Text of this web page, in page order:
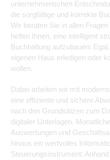
unternehmerischen
die sorgfältige und korrekte
Wir beraten Sie in allen
helfen Ihnen, eine intelligent
Buchhaltung aufzubauen:
eigenen Haus erledigen oder
wollen.
Dabei arbeiten wir mit
eine effiziente und sichere
nach den Grundsätzen zum
digitaler Unterlagen.
Auswertungen und
hinaus ein wertvolles
Steuerungsinstrument: